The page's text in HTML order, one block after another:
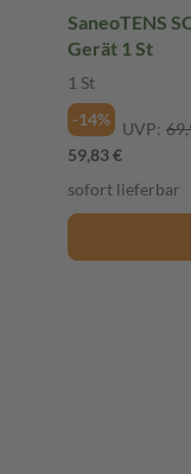
SaneoTENS
Gerät 1 St
1 St
-14%
UVP:
59,83 €
sofort lieferbar